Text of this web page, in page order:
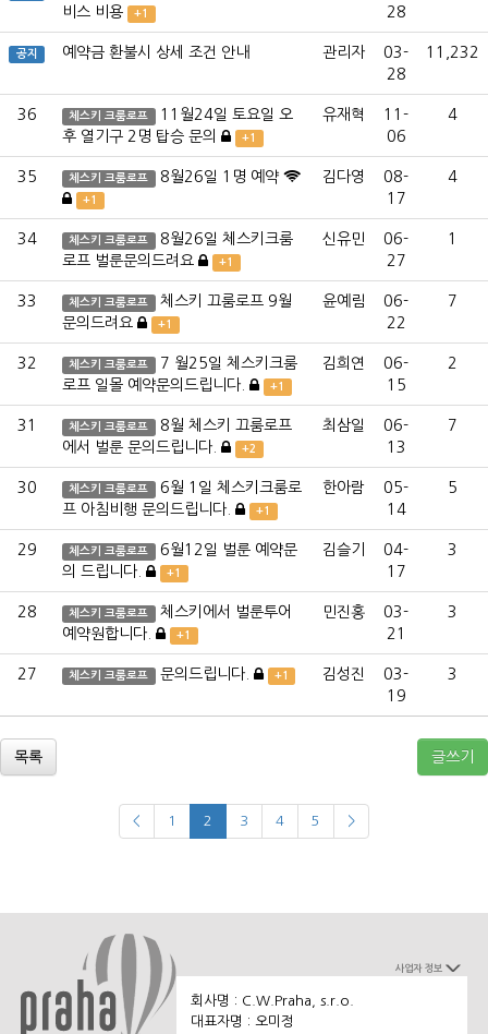
비스 비용
+1
28
공지 예약금 환불시 상세 조건 안내 관리자
03-
28
11,232
36 체스키 크룸로프
11월24일 토요일 오
후 열기구 2명 탑승 문의
+1
유재혁
11-
06
4
35 체스키 크룸로프 8월26일 1명 예약
+1
김다영
08-
17
4
34 체스키 크룸로프
8월26일 체스키크룸
로프 벌룬문의드려요
+1
신유민
06-
27
1
33 체스키 크룸로프
체스키 끄룸로프 9월
문의드려요
+1
윤예림
06-
22
7
32 체스키 크룸로프
7 월25일 체스키크룸
로프 일몰 예약문의드립니다.
+1
김희연
06-
15
2
31 체스키 크룸로프
8월 체스키 끄룸로프
에서 벌룬 문의드립니다.
+2
최삼일
06-
13
7
30 체스키 크룸로프
6월 1일 체스키크룸로
프 아침비행 문의드립니다.
+1
한아람
05-
14
5
29 체스키 크룸로프
6월12일 벌룬 예약문
의 드립니다.
+1
김슬기
04-
17
3
28 체스키 크룸로프
체스키에서 벌룬투어
예약원합니다.
+1
민진홍
03-
21
3
27 체스키 크룸로프 문의드립니다. +1 김성진
03-
19
3
목록 글쓰기
< 1 2 3 4 5 >
사업자 정보
회사명 : C.W.Praha, s.r.o.
대표자명 : 오미정